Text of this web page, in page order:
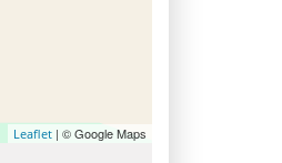
Leaflet | © Google Maps